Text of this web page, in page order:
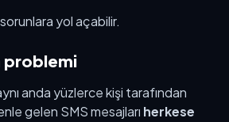
yol açabilir.
problemi
anda yüzlerce kişi tarafından
gelen SMS mesajları herkese